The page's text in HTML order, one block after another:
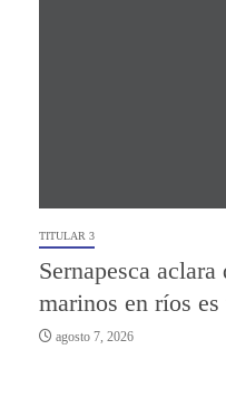
TITULAR 3
Sernapesca
marinos en ríos
agosto 7, 2026